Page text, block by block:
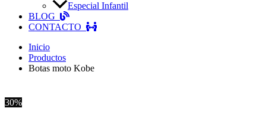
Especial Infantil
BLOG
CONTACTO
Inicio
Productos
Botas moto Kobe
30%